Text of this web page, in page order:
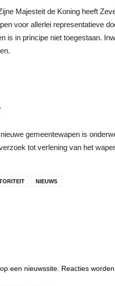
Majesteit de Koning heeft
voor allerlei representatieve
is in principe niet toegestaan.
gemeentewapen is
tot verlening van het
NIEUWS
een nieuwssite. Reacties